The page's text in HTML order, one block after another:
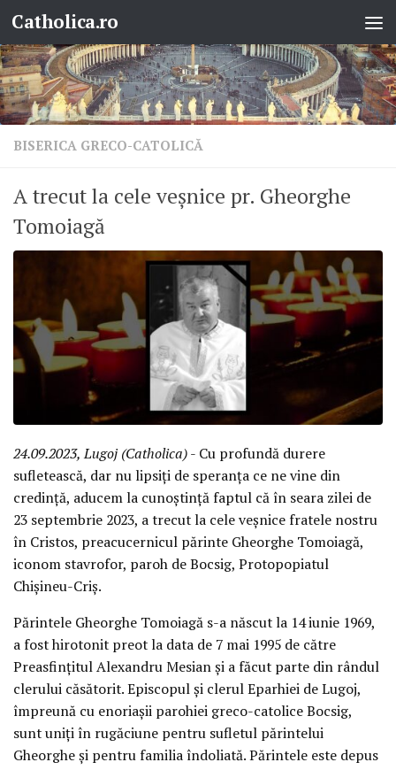
Skip to content
Catholica.ro
BISERICA GRECO-CATOLICĂ
A trecut la cele veșnice pr. Gheorghe
Tomoiagă
24.09.2023, Lugoj (Catholica)- Cu profundă durere
sufletească, dar nu lipsiți de speranța ce ne vine din
credință, aducem la cunoștință faptul că în seara zilei de
23 septembrie 2023, a trecut la cele veșnice fratele nostru
în Cristos, preacucernicul părinte Gheorghe Tomoiagă,
iconom stavrofor, paroh de Bocsig, Protopopiatul
Chișineu-Criș.
Părintele Gheorghe Tomoiagă s-a născut la 14 iunie 1969,
a fost hirotonit preot la data de 7 mai 1995 de către
Preasfințitul Alexandru Mesian și a făcut parte din rândul
clerului căsătorit. Episcopul și clerul Eparhiei de Lugoj,
împreună cu enoriașii parohiei greco-catolice Bocsig,
sunt uniți în rugăciune pentru sufletul părintelui
Gheorghe și pentru familia îndoliată. Părintele este depus